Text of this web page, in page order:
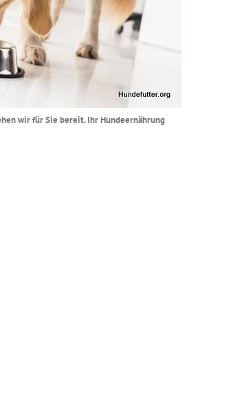
wir für Sie bereit. Ihr Hundeernährung